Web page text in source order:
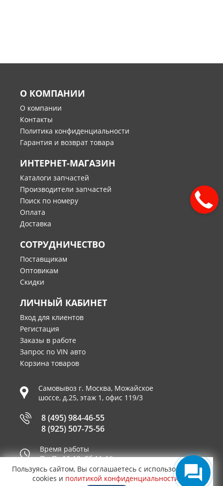
О КОМПАНИИ
О компании
Контакты
Политика конфиденциальности
Гарантия и возврат товара
ИНТЕРНЕТ-МАГАЗИН
Каталоги запчастей
Производители запчастей
Поиск по номеру
Оплата
Доставка
СОТРУДНИЧЕСТВО
Поставщикам
Оптовикам
Скидки
ЛИЧНЫЙ КАБИНЕТ
Вход для клиентов
Регистация
Заказы в работе
Запрос по VIN авто
Корзина товаров
Самовывоз г. Москва, Можайское
шоссе, д.25, этаж 1, офис 119/3
8 (495) 984-46-55
8 (925) 507-75-56
Время работы
Пн-Пт 10-19, Сб 11-16
Принимаем к оплате
Пользуясь сайтом, Вы соглашаетесь с использованием
cookies и политикой конфиденциальности